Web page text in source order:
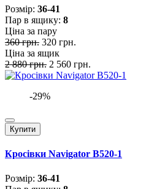
Розмiр: 36-41
Пар в ящику: 8
Ціна за пару
360 грн. 320 грн.
Ціна за ящик
2 880 грн. 2 560 грн.
-29%
Купити
Кросівки Navigator B520-1
Розмiр: 36-41